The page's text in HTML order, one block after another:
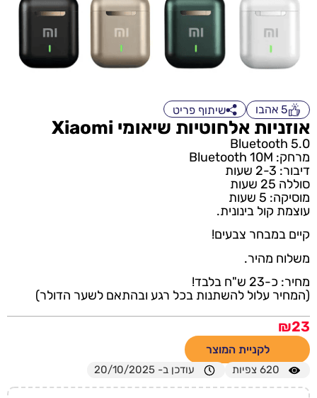
5 אהבו שיתוף פריט
אוזניות אלחוטיות שיאומי Xiaomi
Bluetooth 5.0
מרחק: Bluetooth 10M
דיבור: 2-3 שעות
סוללה 25 שעות
מוסיקה: 5 שעות
עוצמת קול בינונית.
קיים במבחר צבעים!
משלוח מהיר.
מחיר: כ-23 ש"ח בלבד!
(המחיר עלול להשתנות בכל רגע ובהתאם לשער הדולר)
₪23
לקניית המוצר
620 צפיות עודכן ב- 20/10/2025